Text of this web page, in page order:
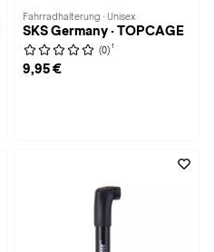
Fahrradhalterung · Unisex
SKS Germany · TOPCAGE
(0) 1
9,95 €